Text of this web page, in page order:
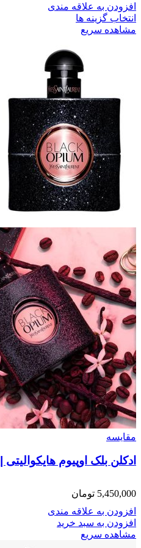
افزودن به علاقه مندی
انتخاب گزینه ها
مشاهده سریع
مقایسه
ادکلن بلک اوپیوم هایکوالیتی | Black Opium
5,450,000 تومان
افزودن به علاقه مندی
افزودن به سبد خرید
مشاهده سریع